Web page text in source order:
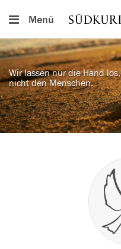
Menü
Wir lassen nur die Hand los,
nicht den Menschen.